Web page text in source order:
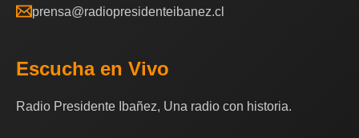
prensa@radiopresidenteibanez.cl
Escucha en Vivo
Radio Presidente Ibañez, Una radio con historia.